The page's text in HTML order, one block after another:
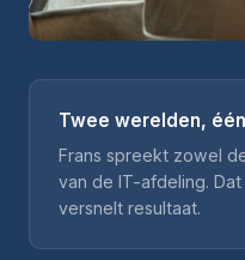
Twee werelden,
Frans spreekt zowel
van de IT-afdeling.
versnelt resultaat.